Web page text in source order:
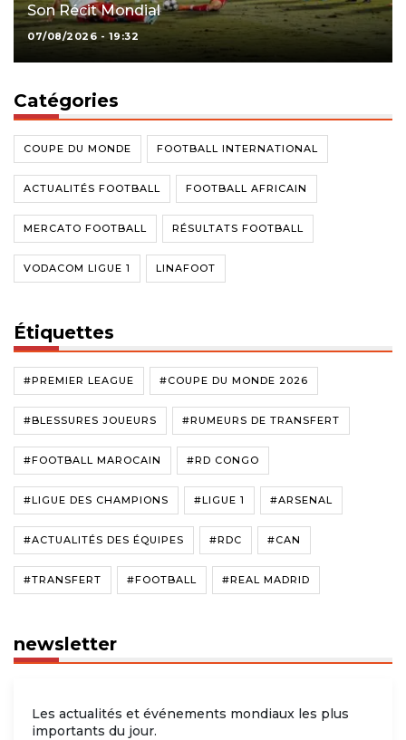
Son Récit Mondial
07/08/2026 - 19:32
Catégories
COUPE DU MONDE FOOTBALL INTERNATIONAL
ACTUALITÉS FOOTBALL FOOTBALL AFRICAIN
MERCATO FOOTBALL RÉSULTATS FOOTBALL
VODACOM LIGUE 1 LINAFOOT
Étiquettes
#PREMIER LEAGUE #COUPE DU MONDE 2026
#BLESSURES JOUEURS #RUMEURS DE TRANSFERT
#FOOTBALL MAROCAIN #RD CONGO
#LIGUE DES CHAMPIONS #LIGUE 1 #ARSENAL
#ACTUALITÉS DES ÉQUIPES #RDC #CAN
#TRANSFERT #FOOTBALL #REAL MADRID
newsletter
Les actualités et événements mondiaux les plus
importants du jour.